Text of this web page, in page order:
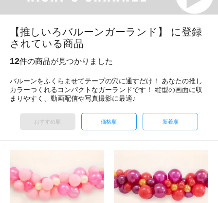
【推しいろバルーンガーランド】 に登録
されている商品
12件の商品が見つかりました
バルーンをふくらませてテープの穴に通すだけ！ あなたの推し
カラーつくれるコンパクトなガーランドです！ 縦型の画面に収
まりやすく、動画配信や写真撮影に最適♪
おすすめ順 価格順 新着順